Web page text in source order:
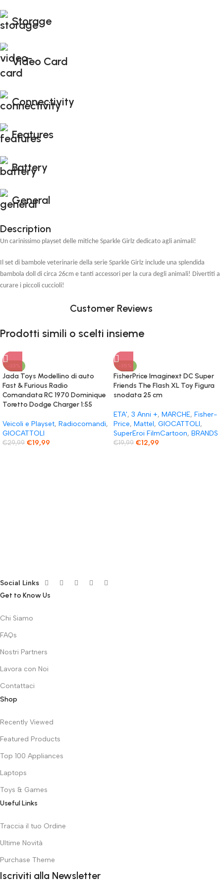
Storage
Video Card
Connectivity
Features
Battery
General
Description
Un carinissimo playset delle mitiche Sparkle Girlz dedicato agli animali!
Il set di bambole veterinarie della serie Sparkle Girlz include una splendida
bambola doll di circa 26cm e tanti accessori per la cura degli animali! Divertiti a
curare i piccoli cuccioli!
Customer Reviews
Prodotti simili o scelti insieme
-33%
Jada Toys Modellino di auto
Fast & Furious Radio
Comandata RC 1970 Dominique
Toretto Dodge Charger 1:55
Veicoli e Playset, Radiocomandi,
GIOCATTOLI
€29,99 €19,99
-35%
FisherPrice Imaginext DC Super
Friends The Flash XL Toy Figura
snodata 25 cm
ETA', 3 Anni +, MARCHE, Fisher-
Price, Mattel, GIOCATTOLI,
SuperEroi FilmCartoon, BRANDS
€19,99 €12,99
Social Links
Get to Know Us
Chi Siamo
FAQs
Nostri Partners
Lavora con Noi
Contattaci
Shop
Recently Viewed
Featured Products
Top 100 Appliances
Laptops
Toys & Games
Useful Links
Traccia il tuo Ordine
Ultime Novità
Purchase Theme
Iscriviti alla Newsletter